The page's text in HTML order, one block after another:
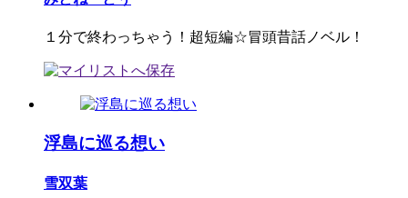
１分で終わっちゃう！超短編☆冒頭昔話ノベル！
浮島に巡る想い
雪双葉